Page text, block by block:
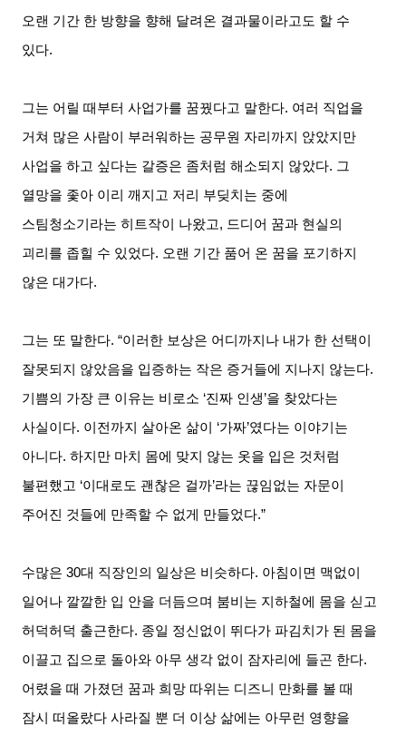
오랜 기간 한 방향을 향해 달려온 결과물이라고도 할 수
있다.
그는 어릴 때부터 사업가를 꿈꿨다고 말한다. 여러 직업을
거쳐 많은 사람이 부러워하는 공무원 자리까지 앉았지만
사업을 하고 싶다는 갈증은 좀처럼 해소되지 않았다. 그
열망을 좇아 이리 깨지고 저리 부딪치는 중에
스팀청소기라는 히트작이 나왔고, 드디어 꿈과 현실의
괴리를 좁힐 수 있었다. 오랜 기간 품어 온 꿈을 포기하지
않은 대가다.
그는 또 말한다. “이러한 보상은 어디까지나 내가 한 선택이
잘못되지 않았음을 입증하는 작은 증거들에 지나지 않는다.
기쁨의 가장 큰 이유는 비로소 ‘진짜 인생’을 찾았다는
사실이다. 이전까지 살아온 삶이 ‘가짜’였다는 이야기는
아니다. 하지만 마치 몸에 맞지 않는 옷을 입은 것처럼
불편했고 ‘이대로도 괜찮은 걸까’라는 끊임없는 자문이
주어진 것들에 만족할 수 없게 만들었다.”
수많은 30대 직장인의 일상은 비슷하다. 아침이면 맥없이
일어나 깔깔한 입 안을 더듬으며 붐비는 지하철에 몸을 싣고
허덕허덕 출근한다. 종일 정신없이 뛰다가 파김치가 된 몸을
이끌고 집으로 돌아와 아무 생각 없이 잠자리에 들곤 한다.
어렸을 때 가졌던 꿈과 희망 따위는 디즈니 만화를 볼 때
잠시 떠올랐다 사라질 뿐 더 이상 삶에는 아무런 영향을